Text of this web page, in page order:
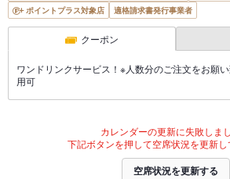
ポイントプラス対象店
適格請求書発行事業者
クーポン
ワンドリンクサービス！※人数分のご注文をお願
用可
カレンダーの更新に失敗しまし
下記ボタンを押して空席状況を更新し
空席状況を更新する